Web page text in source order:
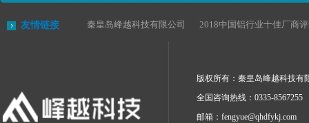
友情链接 秦皇岛峰越科技有限公司 2018中国铝行业十佳厂商
版权所有：秦皇岛峰越科技有
全国咨询热线：0335-8567255
邮箱： fengyue@qhdfykj.com